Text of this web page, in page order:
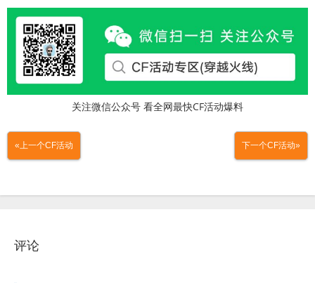
关注微信公众号 看全网最快CF活动爆料
«上一个CF活动 下一个CF活动»
评论